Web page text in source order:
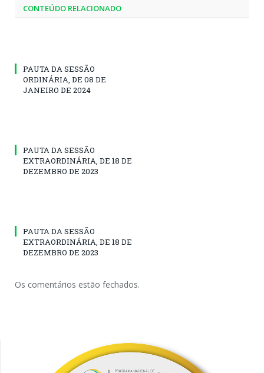
CONTEÚDO RELACIONADO
PAUTA DA SESSÃO
ORDINÁRIA, DE 08 DE
JANEIRO DE 2024
PAUTA DA SESSÃO
EXTRAORDINÁRIA, DE 18 DE
DEZEMBRO DE 2023
PAUTA DA SESSÃO
EXTRAORDINÁRIA, DE 18 DE
DEZEMBRO DE 2023
Os comentários estão fechados.